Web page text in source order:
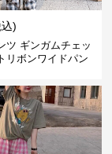
)
ツ ギンガムチェッ
リボンワイドパン